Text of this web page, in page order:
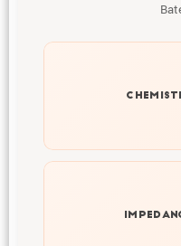
Get to know active
Explore impedance